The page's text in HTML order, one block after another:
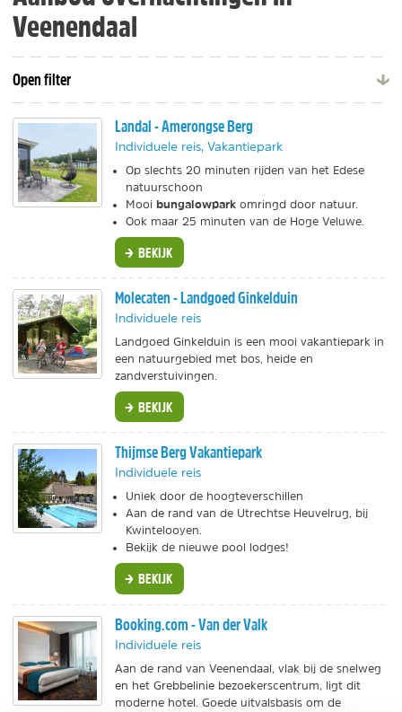
Veenendaal
Open filter
Landal - Amerongse Berg
Individuele reis, Vakantiepark
Op slechts 20 minuten rijden van het Edese
natuurschoon
Mooi bungalowpark omringd door natuur.
Ook maar 25 minuten van de Hoge Veluwe.
BEKIJK
Molecaten - Landgoed Ginkelduin
Individuele reis
Landgoed Ginkelduin is een mooi vakantiepark in
een natuurgebied met bos, heide en
zandverstuivingen.
BEKIJK
Thijmse Berg Vakantiepark
Individuele reis
Uniek door de hoogteverschillen
Aan de rand van de Utrechtse Heuvelrug, bij
Kwintelooyen.
Bekijk de nieuwe pool lodges!
BEKIJK
Booking.com - Van der Valk
Individuele reis
Aan de rand van Veenendaal, vlak bij de snelweg
en het Grebbelinie bezoekerscentrum, ligt dit
moderne hotel. Goede uitvalsbasis om de